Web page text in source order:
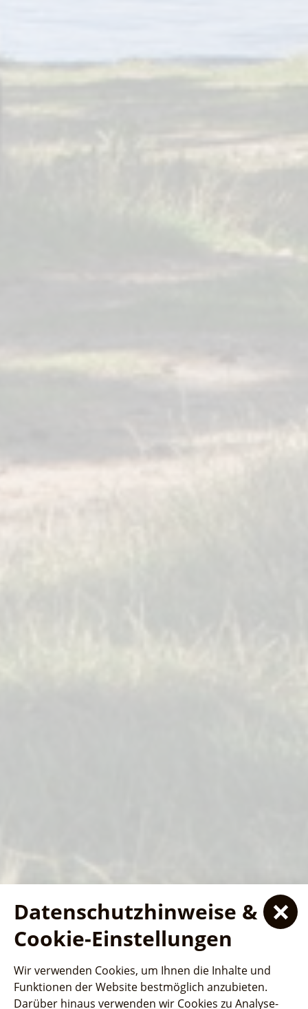
Schiffstouren
Jede Fahrt bietet atemberaubende Aussichten und
interessante Einblicke in die lokale Geschichte und
Ferienhaus- und
Campingpark "Ludwig
Leichhardt"
Ferienhaus- und
Campingpark "Ludwig
Leichhardt"
SeeSauna
Wellness und Entspannung auf dem
Schiffstouren
Jede Fahrt bietet atemberaubende Aussichten und
interessante Einblicke in die lokale Geschichte und
Ferienhaus- und
Campingpark "Ludwig
Leichhardt"
Datenschutzhinweise &
Cookie-Einstellungen
Wir verwenden Cookies, um Ihnen die Inhalte und
Funktionen der Website bestmöglich anzubieten.
Darüber hinaus verwenden wir Cookies zu Analyse-